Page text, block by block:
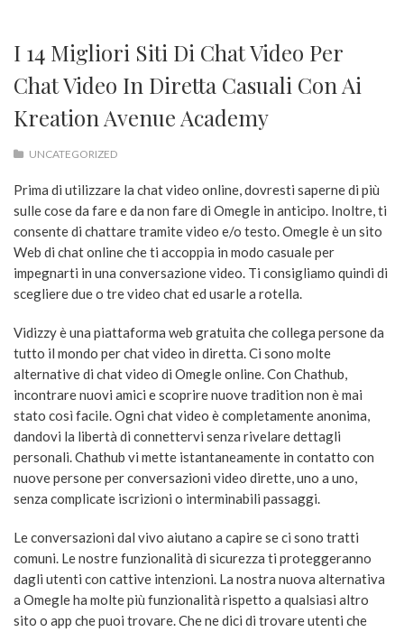
I 14 Migliori Siti Di Chat Video Per
Chat Video In Diretta Casuali Con Ai
Kreation Avenue Academy
UNCATEGORIZED
Prima di utilizzare la chat video online, dovresti saperne di più
sulle cose da fare e da non fare di Omegle in anticipo. Inoltre, ti
consente di chattare tramite video e/o testo. Omegle è un sito
Web di chat online che ti accoppia in modo casuale per
impegnarti in una conversazione video. Ti consigliamo quindi di
scegliere due o tre video chat ed usarle a rotella.
Vidizzy è una piattaforma web gratuita che collega persone da
tutto il mondo per chat video in diretta. Ci sono molte
alternative di chat video di Omegle online. Con Chathub,
incontrare nuovi amici e scoprire nuove tradition non è mai
stato così facile. Ogni chat video è completamente anonima,
dandovi la libertà di connettervi senza rivelare dettagli
personali. Chathub vi mette istantaneamente in contatto con
nuove persone per conversazioni video dirette, uno a uno,
senza complicate iscrizioni o interminabili passaggi.
Le conversazioni dal vivo aiutano a capire se ci sono tratti
comuni. Le nostre funzionalità di sicurezza ti proteggeranno
dagli utenti con cattive intenzioni. La nostra nuova alternativa
a Omegle ha molte più funzionalità rispetto a qualsiasi altro
sito o app che puoi trovare. Che ne dici di trovare utenti che